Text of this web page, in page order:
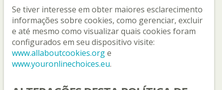
Se tiver interesse em obter maiores esclarecimento
informações sobre cookies, como gerenciar, excluir
e até mesmo como visualizar quais cookies foram
configurados em seu dispositivo visite:
www.allaboutcookies.orge
www.youronlinechoices.eu.